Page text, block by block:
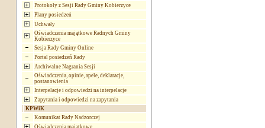
Protokoły z Sesji Rady Gminy Kobierzyce
Plany posiedzeń
Uchwały
Oświadczenia majątkowe Radnych Gminy
Kobierzyce
Sesja Rady Gminy Online
Portal posiedzeń Rady
Archiwalne Nagrania Sesji
Oświadczenia, opinie, apele, deklaracje,
postanowienia
Interpelacje i odpowiedzi na interpelacje
Zapytania i odpowiedzi na zapytania
KPWiK
Komunikat Rady Nadzorczej
Oświadczenia majątkowe